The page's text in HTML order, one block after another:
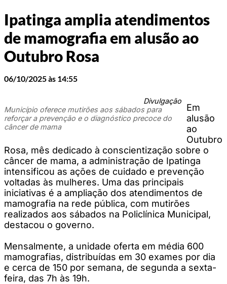
Ipatinga amplia atendimentos
de mamografia em alusão ao
Outubro Rosa
06/10/2025 às 14:55
Divulgação
Município oferece mutirões aos sábados para
reforçar a prevenção e o diagnóstico precoce do
câncer de mama
Em
alusão
ao
Outubro
Rosa, mês dedicado à conscientização sobre o
câncer de mama, a administração de Ipatinga
intensificou as ações de cuidado e prevenção
voltadas às mulheres. Uma das principais
iniciativas é a ampliação dos atendimentos de
mamografia na rede pública, com mutirões
realizados aos sábados na Policlínica Municipal,
destacou o governo.
Mensalmente, a unidade oferta em média 600
mamografias, distribuídas em 30 exames por dia
e cerca de 150 por semana, de segunda a sexta-
feira, das 7h às 19h.